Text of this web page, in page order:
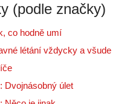
(podle značky)
co hodně umí
létání vždycky a všude
Dvojnásobný úlet